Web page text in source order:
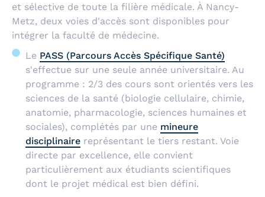
et sélective de toute la filière médicale. À Nancy-
Metz, deux voies d'accès sont disponibles pour
intégrer la faculté de médecine.
Le PASS (Parcours Accès Spécifique Santé)
s'effectue sur une seule année universitaire. Au
programme : 2/3 des cours sont orientés vers les
sciences de la santé (biologie cellulaire, chimie,
anatomie, pharmacologie, sciences humaines et
sociales), complétés par une mineure
disciplinairereprésentant le tiers restant. Voie
directe par excellence, elle convient
particulièrement aux étudiants scientifiques
dont le projet médical est bien défini.